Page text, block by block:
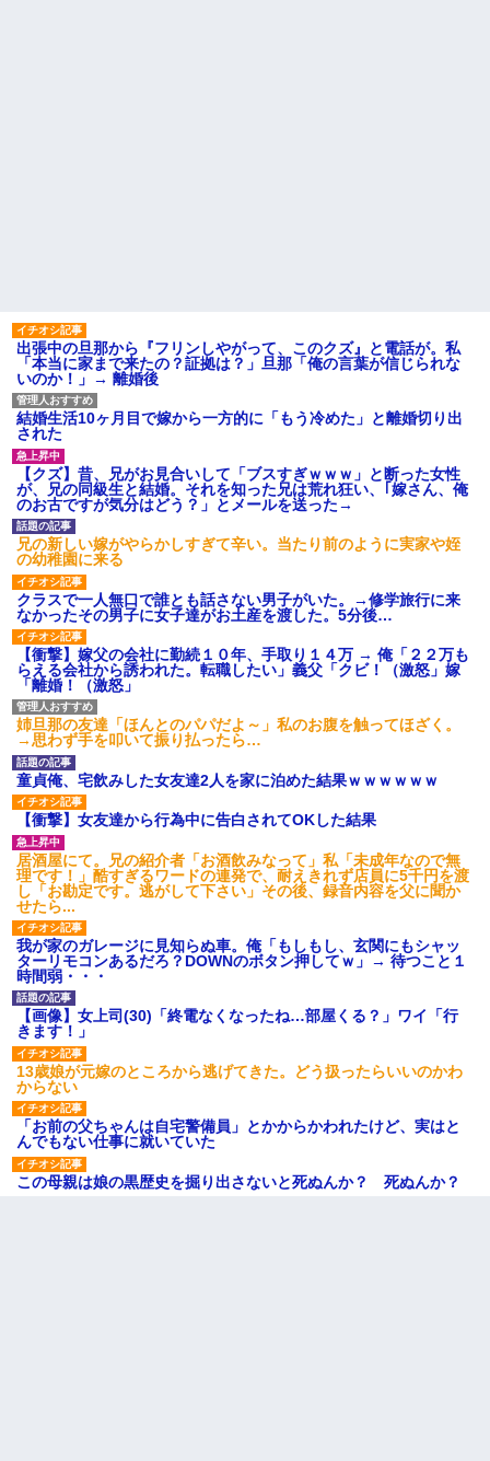
出張中の旦那から『フリンしやがって、このクズ』と電話が。私
「本当に家まで来たの？証拠は？」旦那「俺の言葉が信じられな
いのか！」→ 離婚後
結婚生活10ヶ月目で嫁から一方的に「もう冷めた」と離婚切り出
された
【クズ】昔、兄がお見合いして「ブスすぎｗｗｗ」と断った女性
が、兄の同級生と結婚。それを知った兄は荒れ狂い、｢嫁さん、俺
のお古ですが気分はどう？」とメールを送った→
兄の新しい嫁がやらかしすぎて辛い。当たり前のように実家や姪
の幼稚園に来る
クラスで一人無口で誰とも話さない男子がいた。→修学旅行に来
なかったその男子に女子達がお土産を渡した。5分後…
【衝撃】嫁父の会社に勤続１０年、手取り１４万 → 俺「２２万も
らえる会社から誘われた。転職したい」義父「クビ！（激怒」嫁
「離婚！（激怒」
姉旦那の友達「ほんとのパパだよ～」私のお腹を触ってほざく。
→思わず手を叩いて振り払ったら…
童貞俺、宅飲みした女友達2人を家に泊めた結果ｗｗｗｗｗｗ
【衝撃】女友達から行為中に告白されてOKした結果
居酒屋にて。兄の紹介者「お酒飲みなって」私「未成年なので無
理です！」酷すぎるワードの連発で、耐えきれず店員に5千円を渡
し「お勘定です。逃がして下さい」その後、録音内容を父に聞か
せたら...
我が家のガレージに見知らぬ車。俺「もしもし、玄関にもシャッ
ターリモコンあるだろ？DOWNのボタン押してｗ」→ 待つこと１
時間弱・・・
【画像】女上司(30)「終電なくなったね…部屋くる？」ワイ「行
きます！」
13歳娘が元嫁のところから逃げてきた。どう扱ったらいいのかわ
からない
「お前の父ちゃんは自宅警備員」とかからかわれたけど、実はと
んでもない仕事に就いていた
この母親は娘の黒歴史を掘り出さないと死ぬんか？ 死ぬんか？